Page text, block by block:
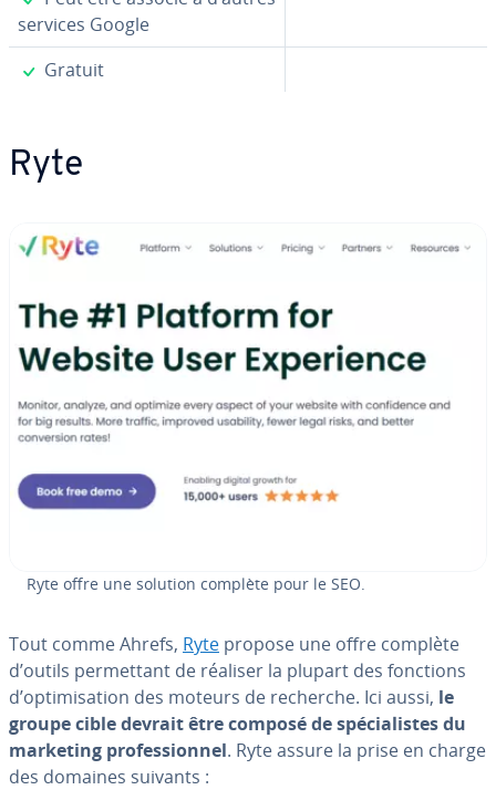
services Google
✓
Gratuit
Ryte
Ryte offre une solution complète pour le SEO.
Tout comme Ahrefs, Ryte propose une offre complète
d’outils per­met­tant de réaliser la plupart des fonctions
d’op­ti­mi­sa­tion des moteurs de recherche. Ici aussi, le
groupe cible devrait être composé de spé­cia­listes du
marketing pro­fes­sion­nel. Ryte assure la prise en charge
des domaines suivants :